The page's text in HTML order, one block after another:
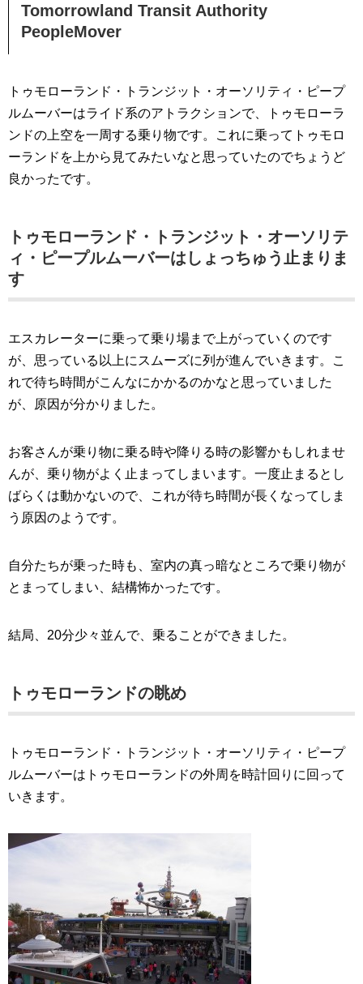
Tomorrowland Transit Authority
PeopleMover
トゥモローランド・トランジット・オーソリティ・ピープ
ルムーバーはライド系のアトラクションで、トゥモローラ
ンドの上空を一周する乗り物です。これに乗ってトゥモロ
ーランドを上から見てみたいなと思っていたのでちょうど
良かったです。
トゥモローランド・トランジット・オーソリテ
ィ・ピープルムーバーはしょっちゅう止まりま
す
エスカレーターに乗って乗り場まで上がっていくのです
が、思っている以上にスムーズに列が進んでいきます。こ
れで待ち時間がこんなにかかるのかなと思っていました
が、原因が分かりました。
お客さんが乗り物に乗る時や降りる時の影響かもしれませ
んが、乗り物がよく止まってしまいます。一度止まるとし
ばらくは動かないので、これが待ち時間が長くなってしま
う原因のようです。
自分たちが乗った時も、室内の真っ暗なところで乗り物が
とまってしまい、結構怖かったです。
結局、20分少々並んで、乗ることができました。
トゥモローランドの眺め
トゥモローランド・トランジット・オーソリティ・ピープ
ルムーバーはトゥモローランドの外周を時計回りに回って
いきます。